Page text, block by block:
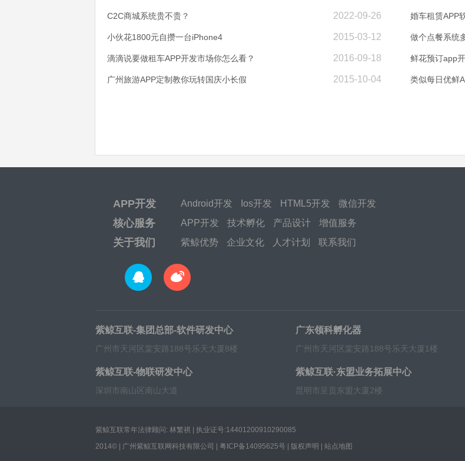
2022-09-26
C2C商城系统贵不贵？
2015-03-12
小伙花1800元自攒一台iPhone4
2016-09-18
滴滴说要做租车APP开发市场你怎么看？
2015-10-04
广州旅游APP定制教你玩转国庆小长假
婚车租赁APP
做个点餐系统
鲜花预订app
类似每日优鲜
APP开发 Android开发 Ios开发 HTML5开发 微信开发
核心服务 APP开发 技术孵化 产品设计 增值服务
关于我们 紫鲸优势 企业文化 人才计划 联系我们
紫鲸互联-集团总部-软件研发中心
广州市天河区棠安路188号乐天大厦8楼
广东领科孵化器
广州市天河区棠安路188号乐天大厦1楼
紫鲸互联-物联研发中心
深圳市南山区南山大道
紫鲸互联·东盟业务拓展中心
昆明市呈贡东盟大厦2楼
紫鲸互联常年法律顾问: 林繁祺 | 执业证号:14401200910290085
2014© | 广州紫鲸互联网科技有限公司 | 粤ICP备14095625号 版权声明 站点地图